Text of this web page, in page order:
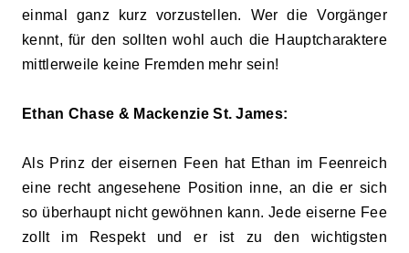
einmal ganz kurz vorzustellen. Wer die Vorgänger
kennt, für den sollten wohl auch die Hauptcharaktere
mittlerweile keine Fremden mehr sein!
Ethan Chase & Mackenzie St. James:
Als Prinz der eisernen Feen hat Ethan im Feenreich
eine recht angesehene Position inne, an die er sich
so überhaupt nicht gewöhnen kann. Jede eiserne Fee
zollt im Respekt und er ist zu den wichtigsten